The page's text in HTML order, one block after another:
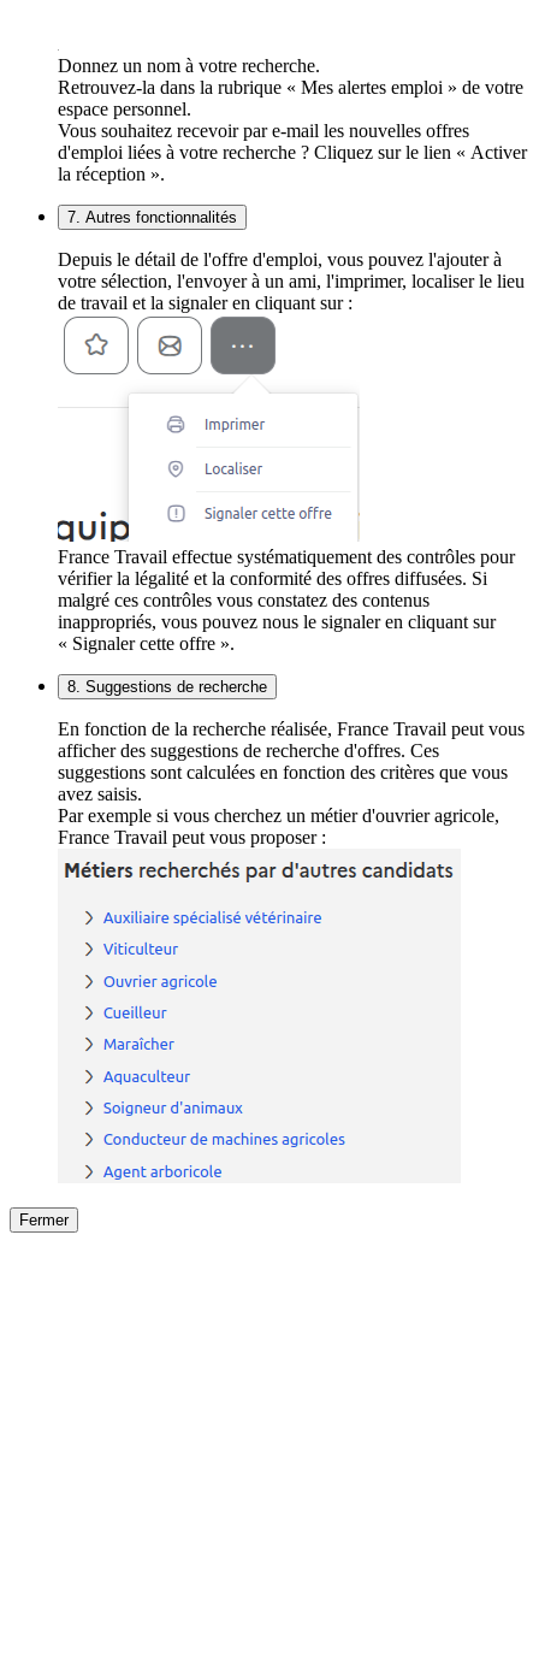
Donnez un nom à votre recherche.
Retrouvez-la dans la rubrique « Mes alertes emploi » de votre
espace personnel.
Vous souhaitez recevoir par e-mail les nouvelles offres
d'emploi liées à votre recherche ? Cliquez sur le lien « Activer
la réception ».
7. Autres fonctionnalités
Depuis le détail de l'offre d'emploi, vous pouvez l'ajouter à
votre sélection, l'envoyer à un ami, l'imprimer, localiser le lieu
de travail et la signaler en cliquant sur :
France Travail effectue systématiquement des contrôles pour
vérifier la légalité et la conformité des offres diffusées. Si
malgré ces contrôles vous constatez des contenus
inappropriés, vous pouvez nous le signaler en cliquant sur
« Signaler cette offre ».
8. Suggestions de recherche
En fonction de la recherche réalisée, France Travail peut vous
afficher des suggestions de recherche d'offres. Ces
suggestions sont calculées en fonction des critères que vous
avez saisis.
Par exemple si vous cherchez un métier d'ouvrier agricole,
France Travail peut vous proposer :
Fermer